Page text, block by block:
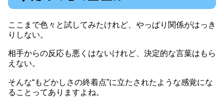
ここまで色々と試してみたけれど、やっぱり関係がはっき
りしない。
相手からの反応も悪くはないけれど、決定的な言葉はもら
えない。
そんな“もどかしさの終着点”に立たされたような感覚にな
ることってありますよね。